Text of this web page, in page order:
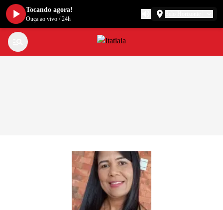
Tocando agora!
Ouça ao vivo /24h